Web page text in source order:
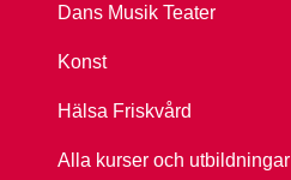
Dans Musik Teater
Konst
Hälsa Friskvård
Alla kurser och utbildningar